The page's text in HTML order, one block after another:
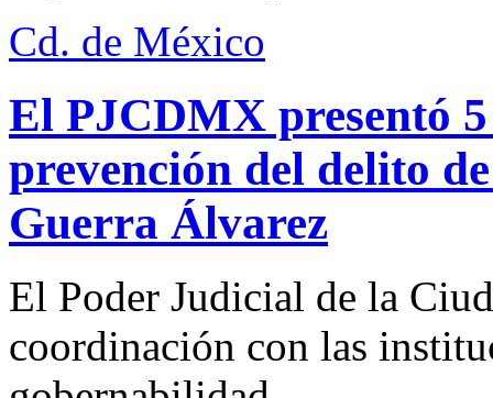
Cd. de México
El PJCDMX presentó
prevención del delito
Guerra Álvarez
El Poder Judicial de la
coordinación con las